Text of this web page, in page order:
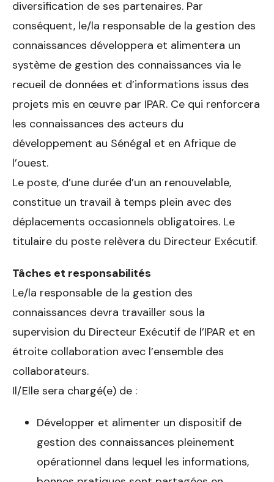
diversification de ses partenaires. Par
conséquent, le/la responsable de la gestion des
connaissances développera et alimentera un
système de gestion des connaissances via le
recueil de données et d’informations issus des
projets mis en œuvre par IPAR. Ce qui renforcera
les connaissances des acteurs du
développement au Sénégal et en Afrique de
l’ouest.
Le poste, d’une durée d’un an renouvelable,
constitue un travail à temps plein avec des
déplacements occasionnels obligatoires. Le
titulaire du poste relèvera du Directeur Exécutif.
Tâches et responsabilités
Le/la responsable de la gestion des
connaissances devra travailler sous la
supervision du Directeur Exécutif de l’IPAR et en
étroite collaboration avec l’ensemble des
collaborateurs.
Il/Elle sera chargé(e) de :
Développer et alimenter un dispositif de
gestion des connaissances pleinement
opérationnel dans lequel les informations,